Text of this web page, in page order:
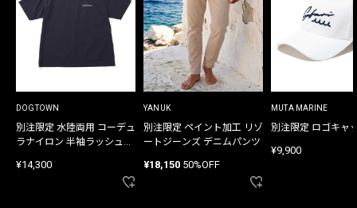
DOGTOWN
別注限定 水陸両用 コーデュ
ラナイロン 半袖ラッシュガ
¥14,300
YANUK
別注限定 ペイント加工 リゾ
ートジーンズ デニムパンツ
¥18,150 50%OFF
MUTA MARINE
別注限定 ロゴキャ
¥9,900